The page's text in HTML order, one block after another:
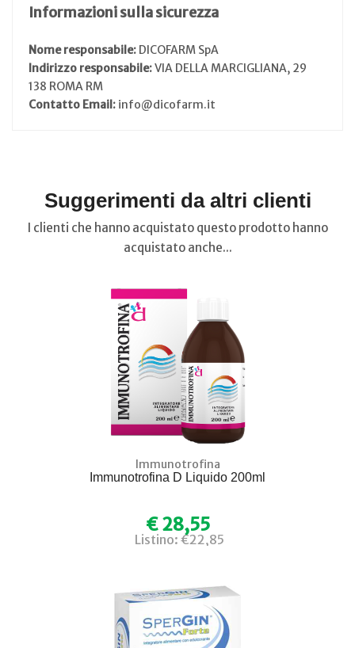
Informazioni sulla sicurezza
Nome responsabile: DICOFARM SpA
Indirizzo responsabile:VIA DELLA MARCIGLIANA, 29
138 ROMA RM
Contatto Email: info@dicofarm.it
Suggerimenti da altri clienti
I clienti che hanno acquistato questo prodotto hanno
acquistato anche...
Immunotrofina
Immunotrofina D Liquido 200ml
€ 28,55
Listino: €22,85